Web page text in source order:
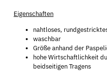
Eigenschaften
nahtloses,
waschbar
Größe anhand der
hohe Wirtschaftlichkeit
beidseitigen Tragens